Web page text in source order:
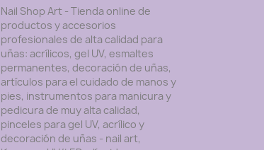
Nail Shop Art - Tienda online de
productos y accesorios
profesionales de alta calidad para
uñas: acrílicos, gel UV, esmaltes
permanentes, decoración de uñas,
artículos para el cuidado de manos y
pies, instrumentos para manicura y
pedicura de muy alta calidad,
pinceles para gel UV, acrílico y
decoración de uñas - nail art,